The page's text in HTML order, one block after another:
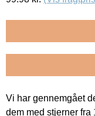
Vi har gennemgået
dem med stjerner fra